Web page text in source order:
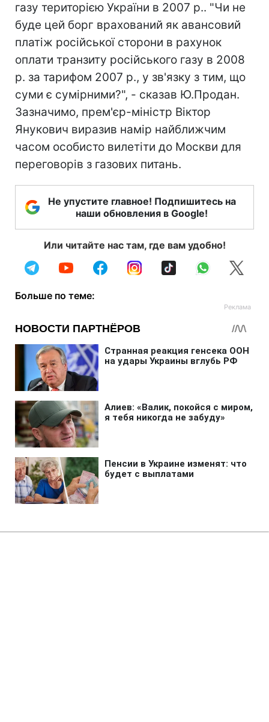
газу територією України в 2007 р.. "Чи не
буде цей борг врахований як авансовий
платіж російської сторони в рахунок
оплати транзиту російського газу в 2008
р. за тарифом 2007 р., у зв'язку з тим, що
суми є сумірними?", - сказав Ю.Продан.
Зазначимо, прем'єр-міністр Віктор
Янукович виразив намір найближчим
часом особисто вилетіти до Москви для
переговорів з газових питань.
Не упустите главное! Подпишитесь на
наши обновления в Google!
Или читайте нас там, где вам удобно!
Больше по теме: